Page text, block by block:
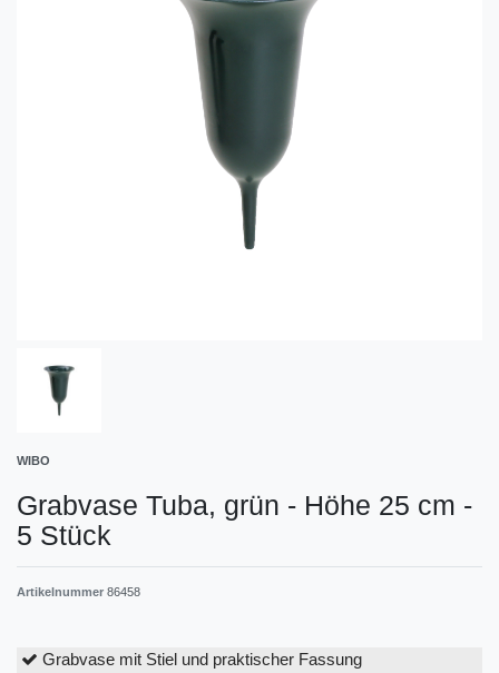
WIBO
Grabvase Tuba, grün - Höhe 25 cm -
5 Stück
Artikelnummer 86458
Grabvase mit Stiel und praktischer Fassung